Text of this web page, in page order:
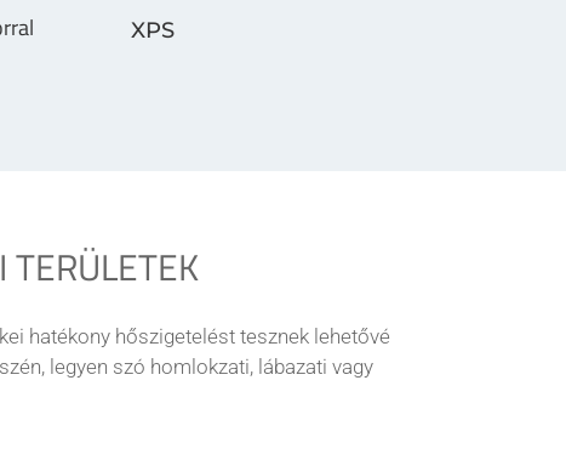
XPS
hatékony hőszigetelést tesznek lehetővé
legyen szó homlokzati, lábazati vagy